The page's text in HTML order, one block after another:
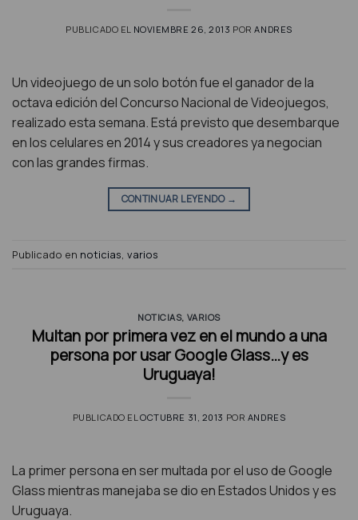
PUBLICADO EL NOVIEMBRE 26, 2013 PORANDRES
Un videojuego de un solo botón fue el ganador de la
octava edición del Concurso Nacional de Videojuegos,
realizado esta semana. Está previsto que desembarque
en los celulares en 2014 y sus creadores ya negocian
con las grandes firmas.
CONTINUAR LEYENDO →
Publicado en noticias varios
NOTICIAS, VARIOS
Multan por primera vez en el mundo a una
persona por usar Google Glass…y es
Uruguaya!
PUBLICADO ELOCTUBRE 31, 2013 POR ANDRES
La primer persona en ser multada por el uso de Google
Glass mientras manejaba se dio en Estados Unidos y es
Uruguaya.